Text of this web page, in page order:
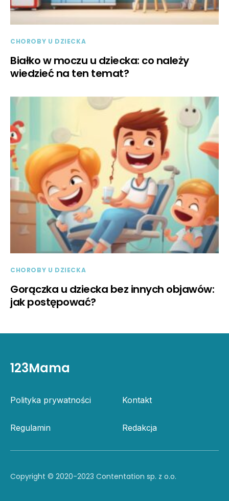
CHOROBY U DZIECKA
Białko w moczu u dziecka: co należy
wiedzieć na ten temat?
CHOROBY U DZIECKA
Gorączka u dziecka bez innych objawów:
jak postępować?
123Mama
Polityka prywatności Kontakt
Regulamin Redakcja
Copyright © 2020-2023 Contentation sp. z o.o.